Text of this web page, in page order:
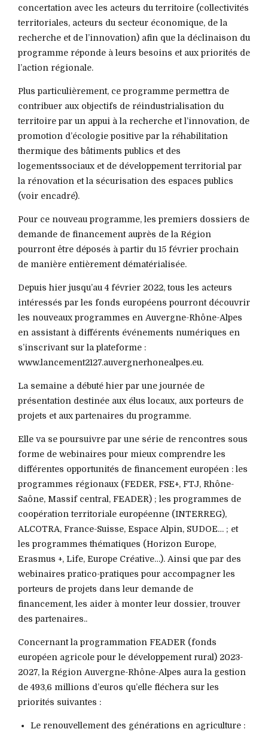
concertation avec les acteurs du territoire (collectivités
territoriales, acteurs du secteur économique, de la
recherche et de l’innovation) afin que la déclinaison du
programme réponde à leurs besoins et aux priorités de
l’action régionale.
Plus particulièrement, ce programme permettra de
contribuer aux objectifs de réindustrialisation du
territoire par un appui à la recherche et l’innovation, de
promotion d’écologie positive par la réhabilitation
thermique des bâtiments publics et des
logementssociaux et de développement territorial par
la rénovation et la sécurisation des espaces publics
(voir encadré).
Pour ce nouveau programme, les premiers dossiers de
demande de financement auprès de la Région
pourront être déposés à partir du 15 février prochain
de manière entièrement dématérialisée.
Depuis hier jusqu’au 4 février 2022, tous les acteurs
intéressés par les fonds européens pourront découvrir
les nouveaux programmes en Auvergne-Rhône-Alpes
en assistant à différents événements numériques en
s’inscrivant sur la plateforme :
www.lancement2127.auvergnerhonealpes.eu.
La semaine a débuté hier par une journée de
présentation destinée aux élus locaux, aux porteurs de
projets et aux partenaires du programme.
Elle va se poursuivre par une série de rencontres sous
forme de webinaires pour mieux comprendre les
différentes opportunités de financement européen : les
programmes régionaux (FEDER, FSE+, FTJ, Rhône-
Saône, Massif central, FEADER) ; les programmes de
coopération territoriale européenne (INTERREG),
ALCOTRA, France-Suisse, Espace Alpin, SUDOE… ; et
les programmes thématiques (Horizon Europe,
Erasmus +, Life, Europe Créative…). Ainsi que par des
webinaires pratico-pratiques pour accompagner les
porteurs de projets dans leur demande de
financement, les aider à monter leur dossier, trouver
des partenaires..
Concernant la programmation FEADER (fonds
européen agricole pour le développement rural) 2023-
2027, la Région Auvergne-Rhône-Alpes aura la gestion
de 493,6 millions d’euros qu’elle fléchera sur les
priorités suivantes :
Le renouvellement des générations en agriculture :